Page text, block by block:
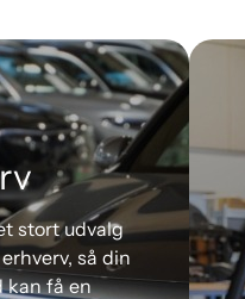
stort udvalg
så din
kan få en